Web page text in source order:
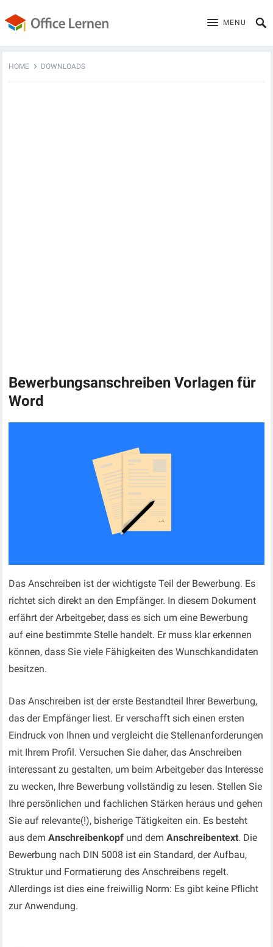
MENU
HOME DOWNLOADS
Bewerbungsanschreiben Vorlagen für
Word
Das Anschreiben ist der wichtigste Teil der Bewerbung. Es
richtet sich direkt an den Empfänger. In diesem Dokument
erfährt der Arbeitgeber, dass es sich um eine Bewerbung
auf eine bestimmte Stelle handelt. Er muss klar erkennen
können, dass Sie viele Fähigkeiten des Wunschkandidaten
besitzen.
Das Anschreiben ist der erste Bestandteil Ihrer Bewerbung,
das der Empfänger liest. Er verschafft sich einen ersten
Eindruck von Ihnen und vergleicht die Stellenanforderungen
mit Ihrem Profil. Versuchen Sie daher, das Anschreiben
interessant zu gestalten, um beim Arbeitgeber das Interesse
zu wecken, Ihre Bewerbung vollständig zu lesen. Stellen Sie
Ihre persönlichen und fachlichen Stärken heraus und gehen
Sie auf relevante(!), bisherige Tätigkeiten ein. Es besteht
aus demAnschreibenkopf und demAnschreibentext. Die
Bewerbung nach DIN 5008 ist ein Standard, der Aufbau,
Struktur und Formatierung des Anschreibens regelt.
Allerdings ist dies eine freiwillig Norm: Es gibt keine Pflicht
zur Anwendung.